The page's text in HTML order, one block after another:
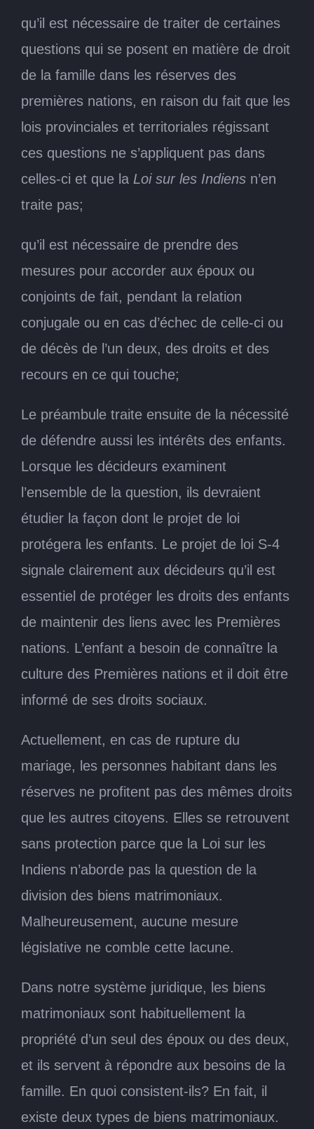
qu’il est nécessaire de traiter de certaines
questions qui se posent en matière de droit
de la famille dans les réserves des
premières nations, en raison du fait que les
lois provinciales et territoriales régissant
ces questions ne s’appliquent pas dans
celles-ci et que la Loi sur les Indiens n’en
traite pas;
qu’il est nécessaire de prendre des
mesures pour accorder aux époux ou
conjoints de fait, pendant la relation
conjugale ou en cas d’échec de celle-ci ou
de décès de l’un deux, des droits et des
recours en ce qui touche;
Le préambule traite ensuite de la nécessité
de défendre aussi les intérêts des enfants.
Lorsque les décideurs examinent
l’ensemble de la question, ils devraient
étudier la façon dont le projet de loi
protégera les enfants. Le projet de loi S-4
signale clairement aux décideurs qu’il est
essentiel de protéger les droits des enfants
de maintenir des liens avec les Premières
nations. L’enfant a besoin de connaître la
culture des Premières nations et il doit être
informé de ses droits sociaux.
Actuellement, en cas de rupture du
mariage, les personnes habitant dans les
réserves ne profitent pas des mêmes droits
que les autres citoyens. Elles se retrouvent
sans protection parce que la Loi sur les
Indiens n’aborde pas la question de la
division des biens matrimoniaux.
Malheureusement, aucune mesure
législative ne comble cette lacune.
Dans notre système juridique, les biens
matrimoniaux sont habituellement la
propriété d’un seul des époux ou des deux,
et ils servent à répondre aux besoins de la
famille. En quoi consistent-ils? En fait, il
existe deux types de biens matrimoniaux.